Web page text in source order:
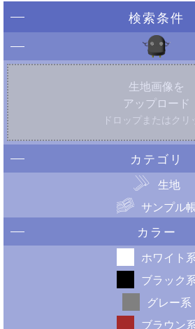
検索条件
生地画像を
アップロード
ドロップまたはクリ
カテゴリ
生地
サンプル
カラー
ホワイト
ブラック
グレー系
ブラウン